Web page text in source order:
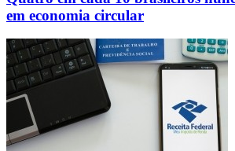
em economia circular